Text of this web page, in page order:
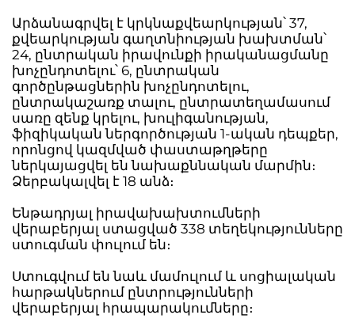
Արձանագրվել է կրկնաքվեարկության՝ 37,
քվեարկության գաղտնիության խախտման՝
24, ընտրական իրավունքի իրականացմանը
խոչընդոտելու՝ 6, ընտրական
գործընթացներին խոչընդոտելու,
ընտրակաշառք տալու, ընտրատեղամասում
սառը զենք կրելու, խուլիգանության,
ֆիզիկական ներգործության 1-ական դեպքեր,
որոնցով կազմված փաստաթղթերը
ներկայացվել են նախաքննական մարմին։
Ձերբակալվել է 18 անձ։
Ենթադրյալ իրավախախտումների
վերաբերյալ ստացված 338 տեղեկությունները
ստուգման փուլում են։
Ստուգվում են նաև մամուլում և սոցիալական
հարթակներում ընտրությունների
վերաբերյալ հրապարակումները։